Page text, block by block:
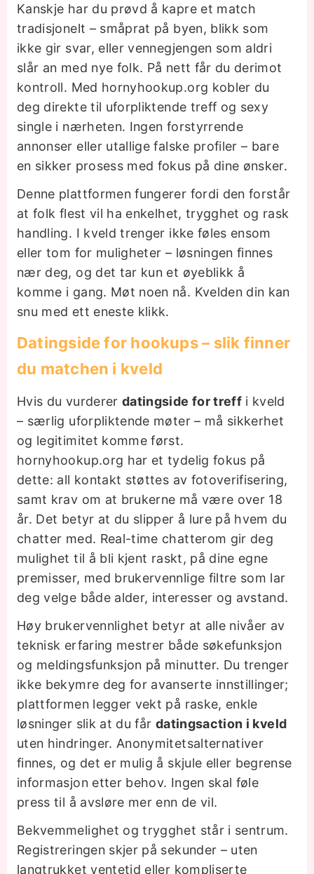
Kanskje har du prøvd å kapre et match
tradisjonelt – småprat på byen, blikk som
ikke gir svar, eller vennegjengen som aldri
slår an med nye folk. På nett får du derimot
kontroll. Med hornyhookup.org kobler du
deg direkte til uforpliktende treff og sexy
single i nærheten. Ingen forstyrrende
annonser eller utallige falske profiler – bare
en sikker prosess med fokus på dine ønsker.
Denne plattformen fungerer fordi den forstår
at folk flest vil ha enkelhet, trygghet og rask
handling. I kveld trenger ikke føles ensom
eller tom for muligheter – løsningen finnes
nær deg, og det tar kun et øyeblikk å
komme i gang. Møt noen nå. Kvelden din kan
snu med ett eneste klikk.
Datingside for hookups – slik finner
du matchen i kveld
Hvis du vurderer datingside for treff i kveld
– særlig uforpliktende møter – må sikkerhet
og legitimitet komme først.
hornyhookup.org har et tydelig fokus på
dette: all kontakt støttes av fotoverifisering,
samt krav om at brukerne må være over 18
år. Det betyr at du slipper å lure på hvem du
chatter med. Real-time chatterom gir deg
mulighet til å bli kjent raskt, på dine egne
premisser, med brukervennlige filtre som lar
deg velge både alder, interesser og avstand.
Høy brukervennlighet betyr at alle nivåer av
teknisk erfaring mestrer både søkefunksjon
og meldingsfunksjon på minutter. Du trenger
ikke bekymre deg for avanserte innstillinger;
plattformen legger vekt på raske, enkle
løsninger slik at du får datingsaction i kveld
uten hindringer. Anonymitetsalternativer
finnes, og det er mulig å skjule eller begrense
informasjon etter behov. Ingen skal føle
press til å avsløre mer enn de vil.
Bekvemmelighet og trygghet står i sentrum.
Registreringen skjer på sekunder – uten
langtrukket ventetid eller kompliserte